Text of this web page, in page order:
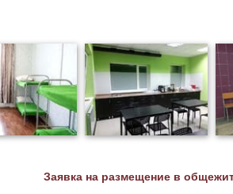
Заявка на размещение в